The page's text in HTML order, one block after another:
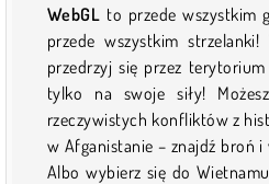
WebGL to przede wszystkim
przede wszystkim
przedrzyj się przez
tylko na swoje siły!
rzeczywistych konfliktów z
w Afganistanie – znajdź broń
Albo wybierz się do